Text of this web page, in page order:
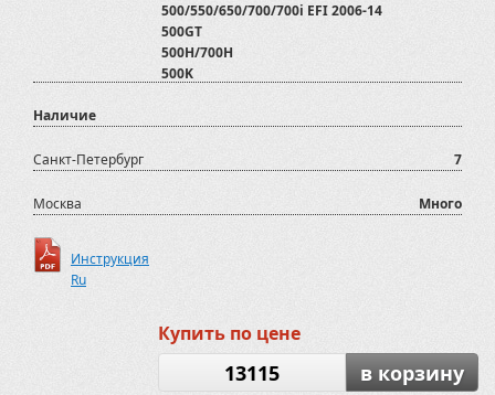
500/550/650/700/700i EFI 2006-14
500GT
500H/700H
500K
800D
ATV600U
ATV800
Наличие
Санкт-Петербург 7
Москва Много
Инструкция
Ru
Купить по цене
13115 в корзину